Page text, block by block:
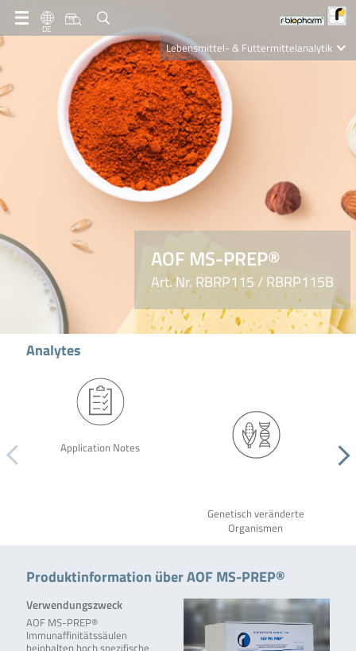
DE
Lebensmittel- & Futtermittelanalytik
Clinical Diagnostics
R-Biopharm AG
Nutrition Care
AOF MS-PREP®
Art. Nr. RBRP115 / RBRP115B
Analytes
Application Notes
Genetisch veränderte
Organismen
Produktinformation über AOF MS-PREP®
Verwendungszweck
AOF MS-PREP®
Immunaffinitätssäulen